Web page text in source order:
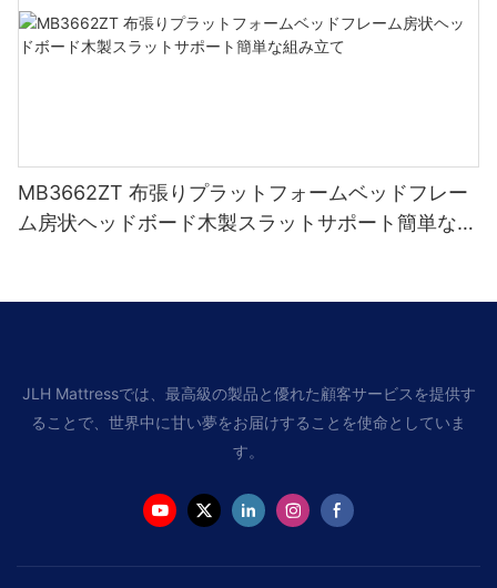
MB3662ZT 布張りプラットフォームベッドフレー
ム房状ヘッドボード木製スラットサポート簡単な組
JLH Mattressでは、最高級の製品と優れた顧客サービスを提供す
ることで、世界中に甘い夢をお届けすることを使命としていま
す。